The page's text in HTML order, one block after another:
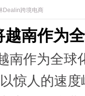
Dealin跨境电商
南作为
南作为全球
惊人的速